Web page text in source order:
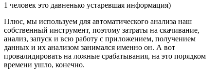
1 человек это давненько устаревшая информация)
Плюс, мы используем для автоматического анализа наш
собственный инструмент, поэтому затраты на скачивание,
анализ, запуск и всю работу с приложением, получением
данных и их анализом занимался именно он. А вот
провалидировать на ложные срабатывания, на это порядком
времени ушло, конечно.